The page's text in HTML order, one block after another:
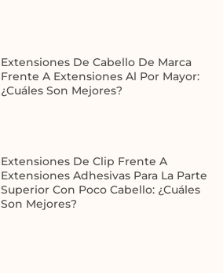
Extensiones De Cabello De Marca
Frente A Extensiones Al Por Mayor:
¿cuáles Son Mejores?
Extensiones De Clip Frente A
Extensiones Adhesivas Para La Parte
Superior Con Poco Cabello: ¿cuáles
Son Mejores?